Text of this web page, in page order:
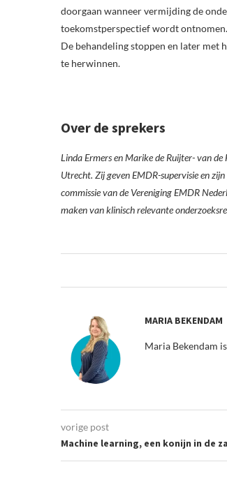
doorgaan wanneer vermijding de
toekomstperspectief wordt ontnomen.
De behandeling stoppen en later met
te herwinnen.
Over de sprekers
Linda Ermers en Marike de Ruijter- van
Utrecht. Zij geven EMDR-supervisie en
commissie van de Vereniging EMDR
maken van klinisch relevante
MARIA BEKENDAM
Maria Bekendam
vorige post
Machine learning, een konijn in de